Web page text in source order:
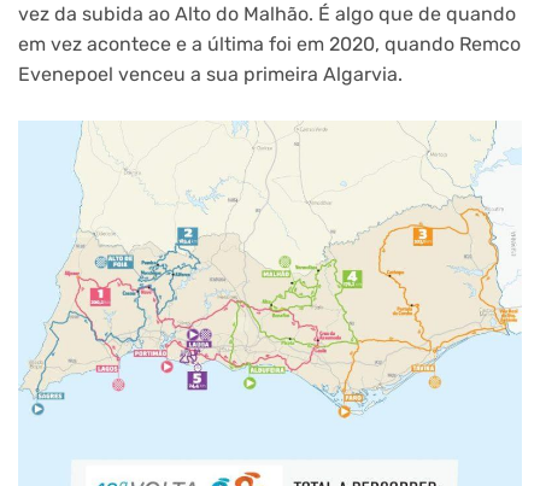
vez da subida ao Alto do Malhão. É algo que de quando
em vez acontece e a última foi em 2020, quando Remco
Evenepoel venceu a sua primeira Algarvia.